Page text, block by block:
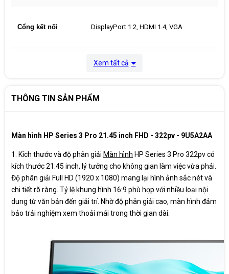
Cổng kết nối DisplayPort 1.2, HDMI 1.4, VGA
Monitor; DisplayPort™ cable; HDMI
cable; Warranty card; USB Type-B to A
Xuất xứ China
Xem tất cả
THÔNG TIN SẢN PHẨM
Màn hình HP Series 3 Pro 21.45 inch FHD - 322pv - 9U5A2AA
1. Kích thước và độ phân giải Màn hình HP Series 3 Pro 322pv có
kích thước 21.45 inch, lý tưởng cho không gian làm việc vừa phải.
Độ phân giải Full HD (1920 x 1080) mang lại hình ảnh sắc nét và
chi tiết rõ ràng. Tỷ lệ khung hình 16:9 phù hợp với nhiều loại nội
dung từ văn bản đến giải trí. Nhờ độ phân giải cao, màn hình đảm
bảo trải nghiệm xem thoải mái trong thời gian dài.